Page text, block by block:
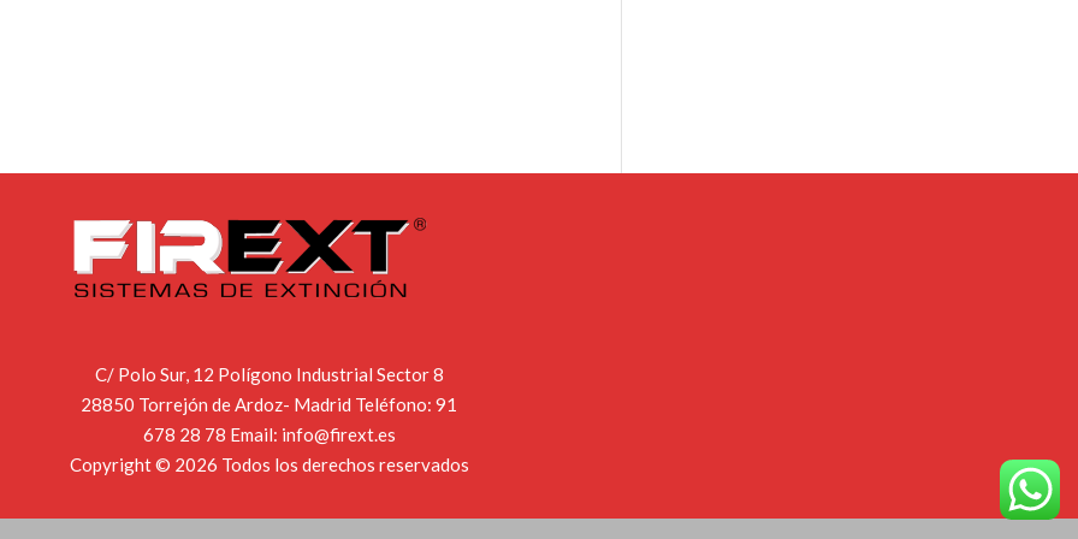
C/ Polo Sur, 12 Polígono Industrial Sector 8
28850 Torrejón de Ardoz- Madrid Teléfono:91
678 28 78 Email: info@firext.es
Copyright © 2026 Todos los derechos reservados